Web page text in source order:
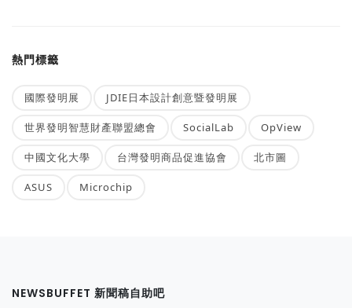
熱門標籤
國際發明展 JDIE日本設計創意暨發明展
世界發明智慧財產聯盟總會 SocialLab OpView
中國文化大學 台灣發明商品促進協會 北市圖
ASUS Microchip
NEWSBUFFET 新聞稿自助吧